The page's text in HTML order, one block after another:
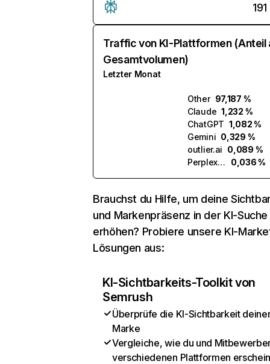
191
Traffic von KI-Plattformen (Anteil
Gesamtvolumen)
Letzter Monat
Other 97,187 %
Claude 1,232 %
ChatGPT 1,082 %
Gemini 0,329 %
outlier.ai 0,089 %
Perplexity
0,036 %
Brauchst du Hilfe, um deine
und Markenpräsenz in der KI-Suche
erhöhen? Probiere unsere KI-
Lösungen aus:
KI-Sichtbarkeits-Toolkit von
Semrush
Überprüfe die KI-Sichtbarkeit
Marke
Vergleiche, wie du und
verschiedenen Plattformen